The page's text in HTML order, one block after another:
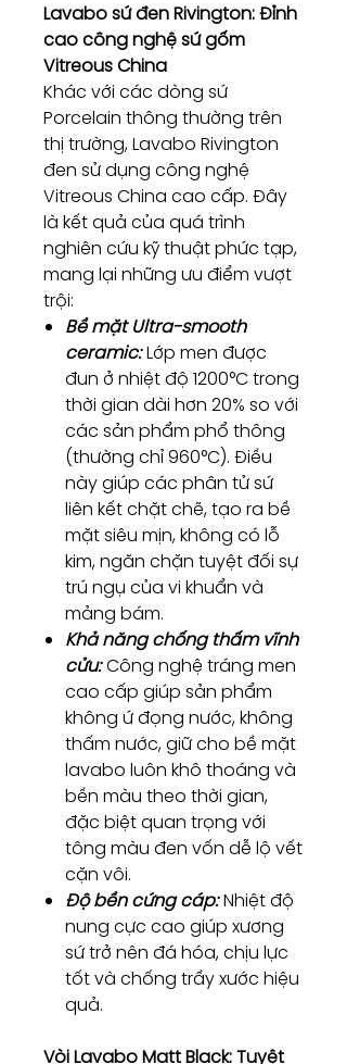
Lavabo sứ đen Rivington: Đỉnh
cao công nghệ sứ gốm
Vitreous China
Khác với các dòng sứ
Porcelain thông thường trên
thị trường, Lavabo Rivington
đen sử dụng công nghệ
Vitreous China cao cấp. Đây
là kết quả của quá trình
nghiên cứu kỹ thuật phức tạp,
mang lại những ưu điểm vượt
trội:
Bề mặt Ultra-smooth
ceramic:Lớp men được
đun ở nhiệt độ 1200°C trong
thời gian dài hơn 20% so với
các sản phẩm phổ thông
(thường chỉ 960°C). Điều
này giúp các phân tử sứ
liên kết chặt chẽ, tạo ra bề
mặt siêu mịn, không có lỗ
kim, ngăn chặn tuyệt đối sự
trú ngụ của vi khuẩn và
mảng bám.
Khả năng chống thấm vĩnh
cửu:Công nghệ tráng men
cao cấp giúp sản phẩm
không ứ đọng nước, không
thấm nước, giữ cho bề mặt
lavabo luôn khô thoáng và
bền màu theo thời gian,
đặc biệt quan trọng với
tông màu đen vốn dễ lộ vết
cặn vôi.
Độ bền cứng cáp:Nhiệt độ
nung cực cao giúp xương
sứ trở nên đá hóa, chịu lực
tốt và chống trầy xước hiệu
quả.
Vòi Lavabo Matt Black: Tuyệt